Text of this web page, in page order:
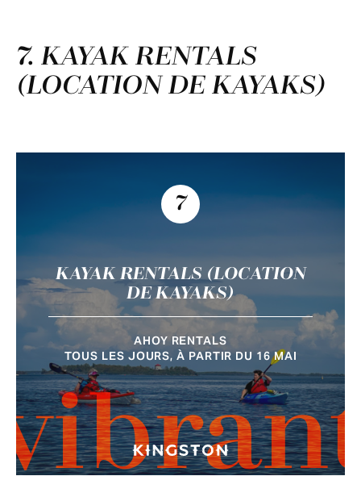
7. KAYAK RENTALS
(LOCATION DE KAYAKS)
7
KAYAK RENTALS (LOCATION
DE KAYAKS)
AHOY RENTALS
TOUS LES JOURS, À PARTIR DU 16 MAI